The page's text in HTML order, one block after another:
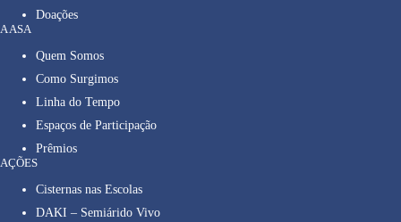
Doações
A ASA
Quem Somos
Como Surgimos
Linha do Tempo
Espaços de Participação
Prêmios
AÇÕES
Cisternas nas Escolas
DAKI – Semiárido Vivo